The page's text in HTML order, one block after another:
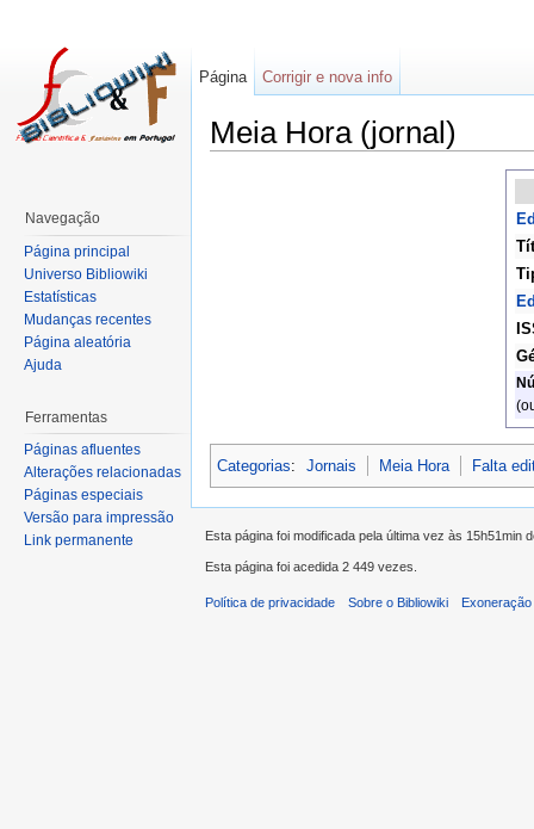
Meia Hora (jornal)
Categorias: Jornais Meia Hora Falta
Página Corrigir e nova info
Navegação
Página principal
Universo Bibliowiki
Estatísticas
Mudanças recentes
Página aleatória
Ajuda
Ferramentas
Páginas afluentes
Alterações relacionadas
Páginas especiais
Versão para impressão
Link permanente
Esta página foi modificada pela última vez às 15h51min
Esta página foi acedida 2 449 vezes.
Política de privacidade Sobre o Bibliowiki